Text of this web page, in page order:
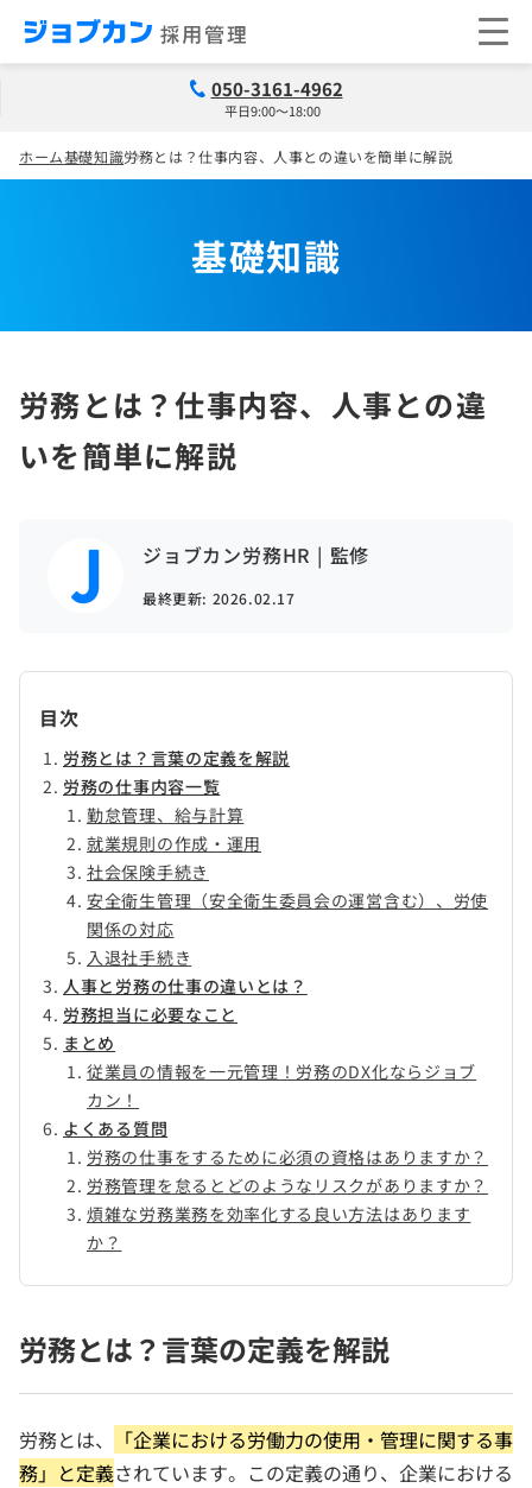
050-3161-4962
平日9:00～18:00
ホーム基礎知識労務とは？仕事内容、人事との違いを簡単に解説
基礎知識
労務とは？仕事内容、人事との違
いを簡単に解説
ジョブカン労務HR | 監修
最終更新: 2026.02.17
目次
労務とは？言葉の定義を解説
労務の仕事内容一覧
勤怠管理、給与計算
就業規則の作成・運用
社会保険手続き
安全衛生管理（安全衛生委員会の運営含む）、労使
関係の対応
入退社手続き
人事と労務の仕事の違いとは？
労務担当に必要なこと
まとめ
従業員の情報を一元管理！労務のDX化ならジョブ
カン！
よくある質問
労務の仕事をするために必須の資格はありますか？
労務管理を怠るとどのようなリスクがありますか？
煩雑な労務業務を効率化する良い方法はあります
か？
労務とは？言葉の定義を解説
労務とは、
「企業における労働力の使用・管理に関する事
務」と定義されています。この定義の通り、企業における